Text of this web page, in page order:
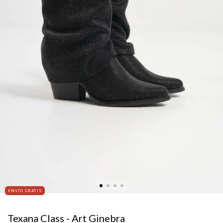
ENVÍO GRATIS
Texana Class - Art Ginebra